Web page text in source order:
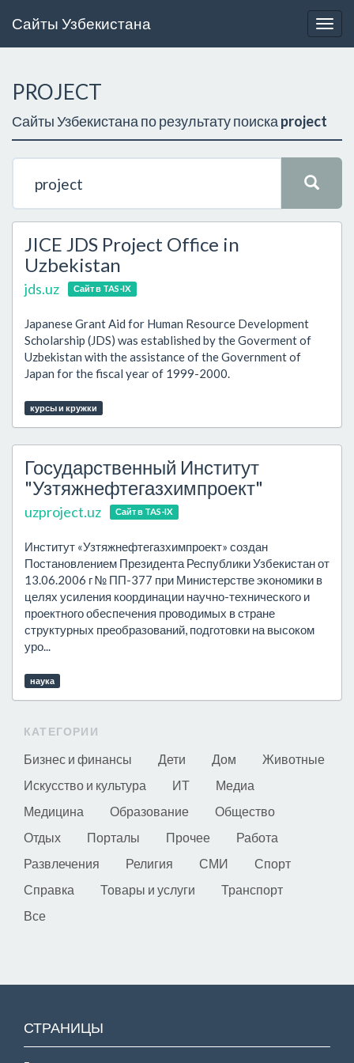
Сайты Узбекистана
PROJECT
Сайты Узбекистана по результату поиска project
JICE JDS Project Office in
Uzbekistan
jds.uz Сайт в TAS-IX
Japanese Grant Aid for Human Resource Development
Scholarship (JDS) was established by the Goverment of
Uzbekistan with the assistance of the Government of
Japan for the fiscal year of 1999-2000.
курсы и кружки
Государственный Институт
"Узтяжнефтегазхимпроект"
uzproject.uz Сайт в TAS-IX
Институт «Узтяжнефтегазхимпроект» создан
Постановлением Президента Республики Узбекистан от
13.06.2006 г № ПП-377 при Министерстве экономики в
целях усиления координации научно-технического и
проектного обеспечения проводимых в стране
структурных преобразований, подготовки на высоком
уро...
наука
КАТЕГОРИИ
Бизнес и финансы Дети Дом
Животные
Искусство и культура
ИТ
Медиа
Медицина
Образование
Общество
Отдых
Порталы Прочее
Работа
Развлечения
Религия СМИ
Спорт
Справка
Товары и услуги
Транспорт
Все
СТРАНИЦЫ